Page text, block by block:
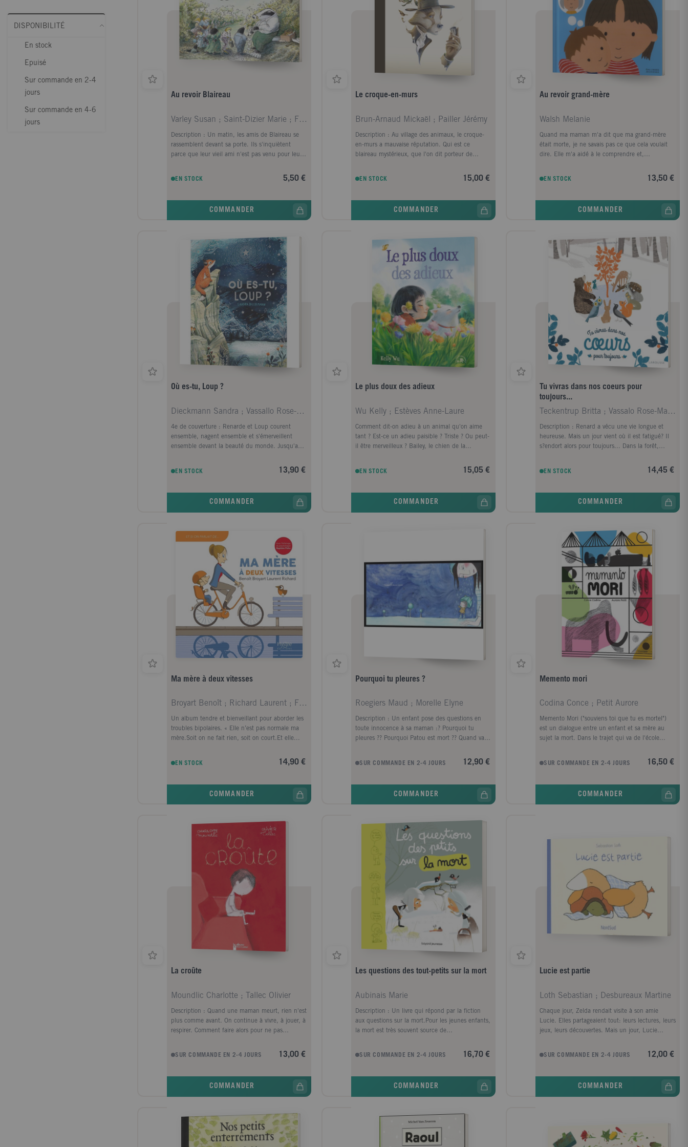
Au revoir Blaireau
Varley Susan ; Saint-Dizier Marie ; Farré Raymond
Description : Un matin, les amis de Blaireau se
rassemblent devant sa porte. Ils s'inquiètent
parce que leur vieil ami n'est pas venu pour leur
EN STOCK 5,50 €
COMMANDER
Le croque-en-murs
Brun-Arnaud Mickaël ; Pailler Jérémy
Description : Au village des animaux, le croque-
en-murs a mauvaise réputation. Qui est ce
blaireau mystérieux, que l'on dit porteur de
EN STOCK 15,00 €
COMMANDER
Au revoir grand-mère
Walsh Melanie
Quand ma maman m'a dit que ma grand-mère
était morte, je ne savais pas ce que cela voulait
dire. Elle m'a aidé à le comprendre et,
EN STOCK 13,50 €
COMMANDER
Où es-tu, Loup ?
Dieckmann Sandra ; Vassallo Rose-Marie
4e de couverture : Renarde et Loup courent
ensemble, nagent ensemble et s'émerveillent
ensemble devant la beauté du monde. Jusqu'au
EN STOCK 13,90 €
COMMANDER
Le plus doux des adieux
Wu Kelly ; Estèves Anne-Laure
Comment dit-on adieu à un animal qu'on aime
tant ? Est-ce un adieu paisible ? Triste ? Ou peut-
il être merveilleux ? Bailey, le chien de la...
EN STOCK 15,05 €
COMMANDER
Tu vivras dans nos coeurs pour
toujours...
Teckentrup Britta ; Vassalo Rose-Marie
Description : Renard a vécu une vie longue et
heureuse. Mais un jour vient où il est fatigué? Il
s?endort alors pour toujours... Dans la forêt,
EN STOCK 14,45 €
COMMANDER
Ma mère à deux vitesses
Broyart Benoît ; Richard Laurent ; Fiche Baptiste
Un album tendre et bienveillant pour aborder les
troubles bipolaires. « Elle n’est pas normale ma
mère.Soit on ne fait rien, soit on court.Et elle...
EN STOCK 14,90 €
COMMANDER
Pourquoi tu pleures ?
Roegiers Maud ; Morelle Elyne
Description : Un enfant pose des questions en
toute innocence à sa maman :? Pourquoi tu
pleures ?? Pourquoi Patou est mort ?? Quand va-t-
SUR COMMANDE EN 2-4 JOURS 12,90 €
COMMANDER
Memento mori
Codina Conce ; Petit Aurore
Memento Mori ("souviens toi que tu es mortel")
est un dialogue entre un enfant et sa mère au
sujet la mort. Dans le trajet qui va de l'école...
SUR COMMANDE EN 2-4 JOURS 16,50 €
COMMANDER
La croûte
Moundlic Charlotte ; Tallec Olivier
Description : Quand une maman meurt, rien n'est
plus comme avant. On continue à vivre, à jouer, à
respirer. Comment faire alors pour ne pas
SUR COMMANDE EN 2-4 JOURS 13,00 €
COMMANDER
Les questions des tout-petits sur la mort
Aubinais Marie
Description : Un livre qui répond par la fiction
aux questions sur la mort.Pour les jeunes enfants,
la mort est très souvent source de
ont pu la vivre de près, avec le décès d'un proche
petits : - Pourquoi ça existe, la mort ?- Peut-on
savoir quand est-ce qu'on va mourrir ?- Pourquoi
on est mort ?- Qui s'occupera de moi quand tu
seras parti ?- Si quelqu'un meurt, je serai triste
toute ma vie ?Pour chacune de ces questions,
SUR COMMANDE EN 2-4 JOURS 16,70 €
COMMANDER
Lucie est partie
Loth Sebastian ; Desbureaux Martine
Chaque jour, Zelda rendait visite à son amie
Lucie. Elles partageaient tout: leurs lectures, leurs
jeux, leurs découvertes. Mais un jour, Lucie...
SUR COMMANDE EN 2-4 JOURS 12,00 €
COMMANDER
DISPONIBILITÉ
En stock
Epuisé
Sur commande en 2-4
jours
Sur commande en 4-6
jours